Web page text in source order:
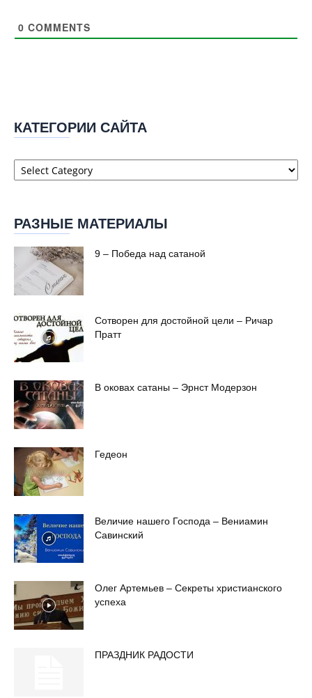
0 COMMENTS
КАТЕГОРИИ САЙТА
Категории
сайта
РАЗНЫЕ МАТЕРИАЛЫ
9 – Победа над сатаной
Сотворен для достойной цели – Ричар
Пратт
В оковах сатаны – Эрнст Модерзон
Гедеон
Величие нашего Господа – Вениамин
Савинский
Олег Артемьев – Секреты христианского
успеха
ПРАЗДНИК РАДОСТИ